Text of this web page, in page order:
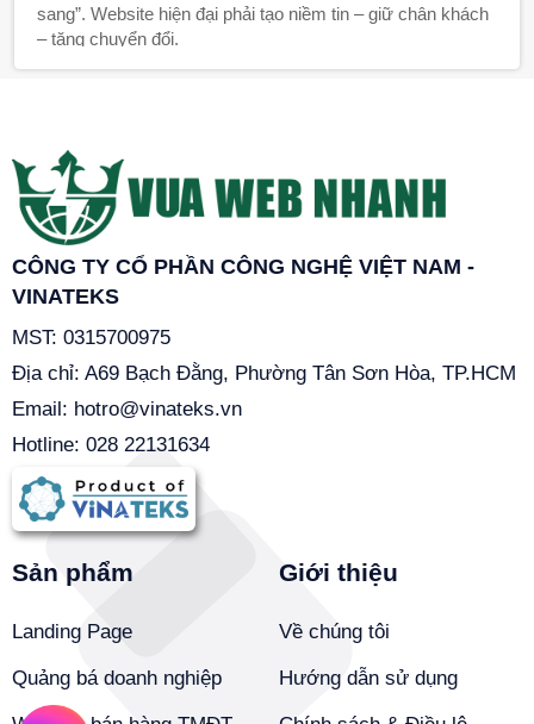
sang”. Website hiện đại phải tạo niềm tin – giữ chân khách
– tăng chuyển đổi.
CÔNG TY CỔ PHẦN CÔNG NGHỆ VIỆT NAM -
VINATEKS
MST: 0315700975
Địa chỉ: A69 Bạch Đằng, Phường Tân Sơn Hòa, TP.HCM
Email: hotro@vinateks.vn
Hotline: 028 22131634
Sản phẩm
Landing Page
Quảng bá doanh nghiệp
Giới thiệu
Về chúng tôi
Hướng dẫn sử dụng